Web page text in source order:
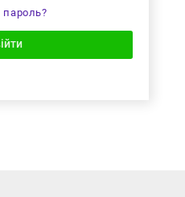
пароль?